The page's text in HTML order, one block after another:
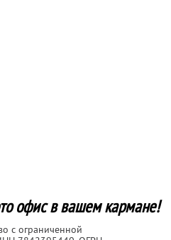
офис в вашем кармане!
с ограниченной